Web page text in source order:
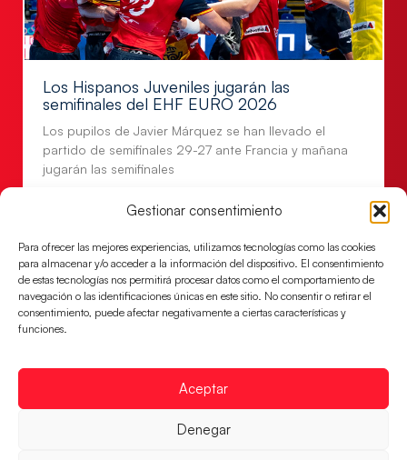
Gestionar consentimiento
Para ofrecer las mejores experiencias, utilizamos tecnologías como las cookies
para almacenar y/o acceder a la información del dispositivo. El consentimiento
de estas tecnologías nos permitirá procesar datos como el comportamiento de
navegación o las identificaciones únicas en este sitio. No consentir o retirar el
consentimiento, puede afectar negativamente a ciertas características y
funciones.
Aceptar
Denegar
Los Hispanos Juveniles jugarán las
semifinales del EHF EURO 2026
Los pupilos de Javier Márquez se han llevado el
partido de semifinales 29-27 ante Francia y mañana
jugarán las semifinales